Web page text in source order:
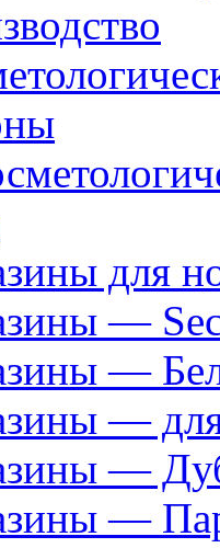
для
—
—
—
—
—